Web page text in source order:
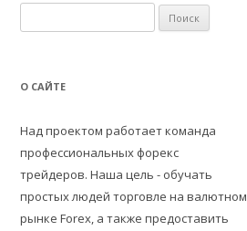
а
т
:
О САЙТЕ
Над проектом работает команда
профессиональных форекс
трейдеров. Наша цель - обучать
простых людей торговле на валютном
рынке Forex, а также предоставить